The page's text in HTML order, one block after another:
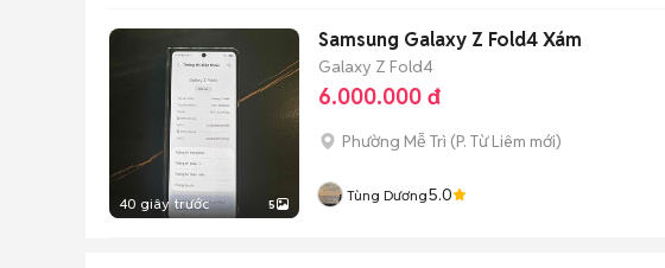
40 giây trước 5
Samsung Galaxy Z Fold4 Xám
Galaxy Z Fold4
6.000.000 đ
Phường Mễ Trì (P. Từ Liêm mới)
Tùng Dương5.0